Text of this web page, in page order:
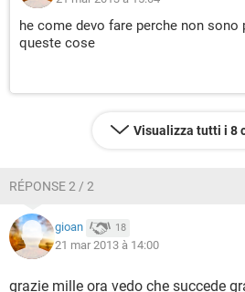
he come devo fare perche non sono
queste cose
Visualizza tutti i 8
RÉPONSE 2 / 2
gioan 18
21 mar 2013 à 14:00
grazie mille ora vedo che succede